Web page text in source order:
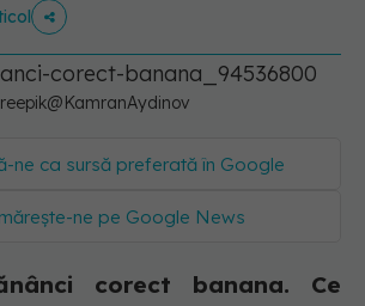
ne ca sursă preferată în Google
ne pe Google News
corect banana. Ce